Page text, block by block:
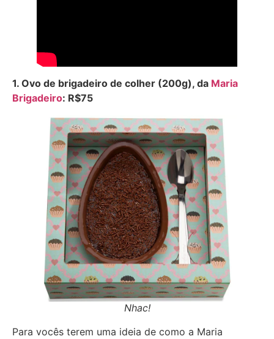
1. Ovo de brigadeiro de colher (200g), da Maria
Brigadeiro: R$75
Nhac!
Para vocês terem uma ideia de como a Maria